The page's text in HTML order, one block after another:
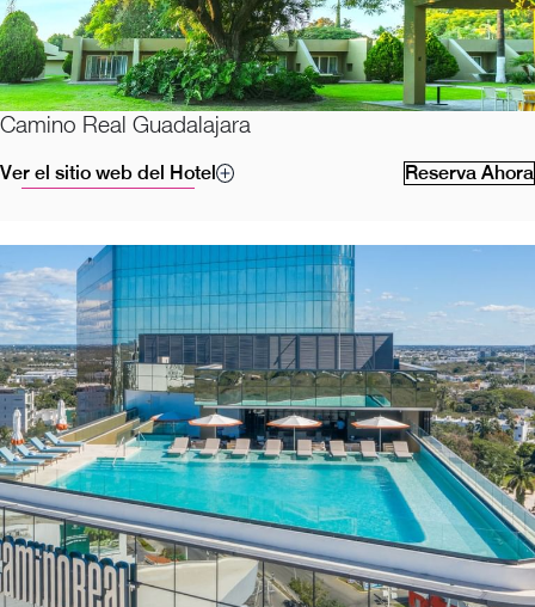
Camino Real Guadalajara
Ver el sitio web del Hotel Reserva Ahora